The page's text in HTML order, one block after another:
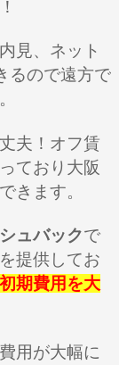
見、ネット
るので遠方で
夫！オフ賃
ており大阪
きます。
ュバックで
を提供してお
期費用を大
用が大幅に